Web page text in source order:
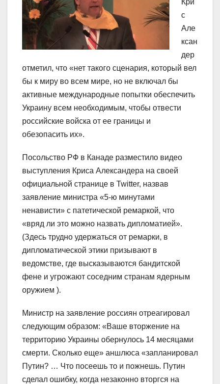
с
Але
ксан
дер
отметил, что «нет такого сценария, который вел
бы к миру во всем мире, но не включал бы
активные международные попытки обеспечить
Украину всем необходимым, чтобы отвести
российские войска от ее границы и
обезопасить их».
Посольство РФ в Канаде разместило видео
выступления Криса Александера на своей
официальной странице в Twitter, назвав
заявление министра «5-ю минутами
ненависти» с патетической ремаркой, что
«вряд ли это можно назвать дипломатией».
(Здесь трудно удержаться от ремарки, в
дипломатической этики призывают в
ведомстве, где высказываются бандитской
фене и угрожают соседним странам ядерным
оружием ).
Министр на заявление россиян отреагировал
следующим образом: «Ваше вторжение на
территорию Украины обернулось 14 месяцами
смерти. Сколько еще» аншлюса «запланировал
Путин? … Что посеешь то и пожнешь. Путин
сделал ошибку, когда незаконно вторгся на